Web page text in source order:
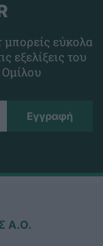
εύκολα
εξελίξεις του
Α.Ο.